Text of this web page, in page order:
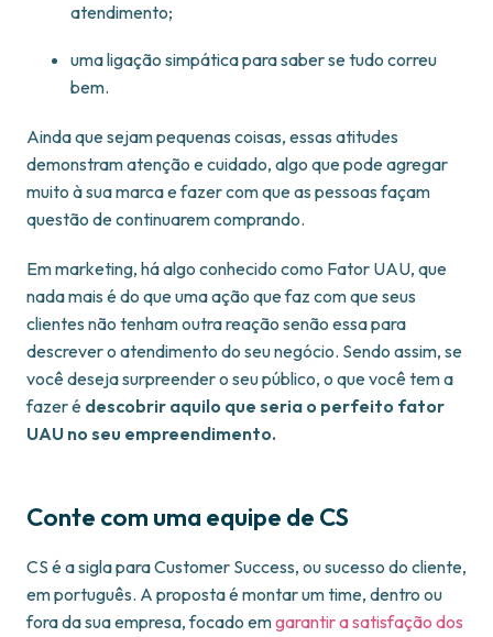
atendimento;
uma ligação simpática para saber se tudo correu
bem.
Ainda que sejam pequenas coisas, essas atitudes
demonstram atenção e cuidado, algo que pode agregar
muito à sua marca e fazer com que as pessoas façam
questão de continuarem comprando.
Em marketing, há algo conhecido como Fator UAU, que
nada mais é do que uma ação que faz com que seus
clientes não tenham outra reação senão essa para
descrever o atendimento do seu negócio. Sendo assim, se
você deseja surpreender o seu público, o que você tem a
fazer é descobrir aquilo que seria o perfeito fator
UAU no seu empreendimento.
Conte com uma equipe de CS
CS é a sigla para Customer Success, ou sucesso do cliente,
em português. A proposta é montar um time, dentro ou
fora da sua empresa, focado emgarantir a satisfação dos